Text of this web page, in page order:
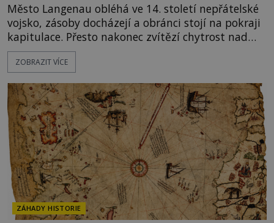
Město Langenau obléhá ve 14. století nepřátelské
vojsko, zásoby docházejí a obránci stojí na pokraji
kapitulace. Přesto nakonec zvítězí chytrost nad
hrubou silou. Podle staré německé legendy vypustí
obyvatelé za hradby dobře živeného králíka, aby
dost. Čas pracuje pro obléhatele. Ve městě ubývají
zásoby a každý den znamená další porci strádá
ZOBRAZIT VÍCE
ZÁHADY HISTORIE